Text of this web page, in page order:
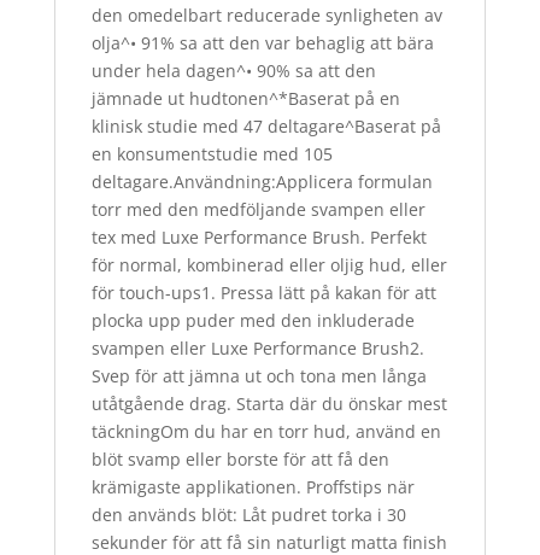
den omedelbart reducerade synligheten av
olja^• 91% sa att den var behaglig att bära
under hela dagen^• 90% sa att den
jämnade ut hudtonen^*Baserat på en
klinisk studie med 47 deltagare^Baserat på
en konsumentstudie med 105
deltagare.Användning:Applicera formulan
torr med den medföljande svampen eller
tex med Luxe Performance Brush. Perfekt
för normal, kombinerad eller oljig hud, eller
för touch-ups​1. Pressa lätt på kakan för att
plocka upp puder med den inkluderade
svampen eller Luxe Performance Brush​2.
Svep för att jämna ut och tona men långa
utåtgående drag. Starta där du önskar mest
täckning​Om du har en torr hud, använd en
blöt svamp eller borste för att få den
krämigaste applikationen​. Proffstips när
den används blöt: Låt pudret torka i 30
sekunder för att få sin naturligt matta finish